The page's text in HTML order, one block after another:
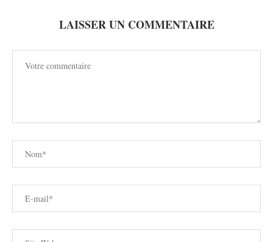
LAISSER UN COMMENTAIRE